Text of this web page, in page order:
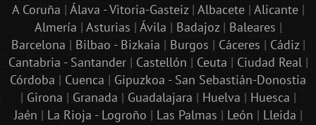
A Coruña | Álava - Vitoria-Gasteiz| Albacete| Alicante|
Almería | Asturias | Ávila | Badajoz| Baleares |
Barcelona | Bilbao - Bizkaia | Burgos | Cáceres | Cádiz|
Cantabria - Santander| Castellón | Ceuta | Ciudad Real|
Córdoba | Cuenca | Gipuzkoa - San Sebastián-Donostia
| Girona | Granada | Guadalajara | Huelva | Huesca |
Jaén | La Rioja - Logroño | Las Palmas | León | Lleida |